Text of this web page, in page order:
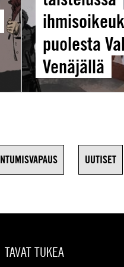
Venäjällä
puolesta
Venäjällä
UUTISET
TAVAT TUKEA